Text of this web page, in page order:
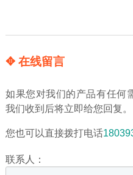
✥ 在线留言
如果您对我们的产品有任何
我们收到后将立即给您回复。
您也可以直接拨打电话
联系人：